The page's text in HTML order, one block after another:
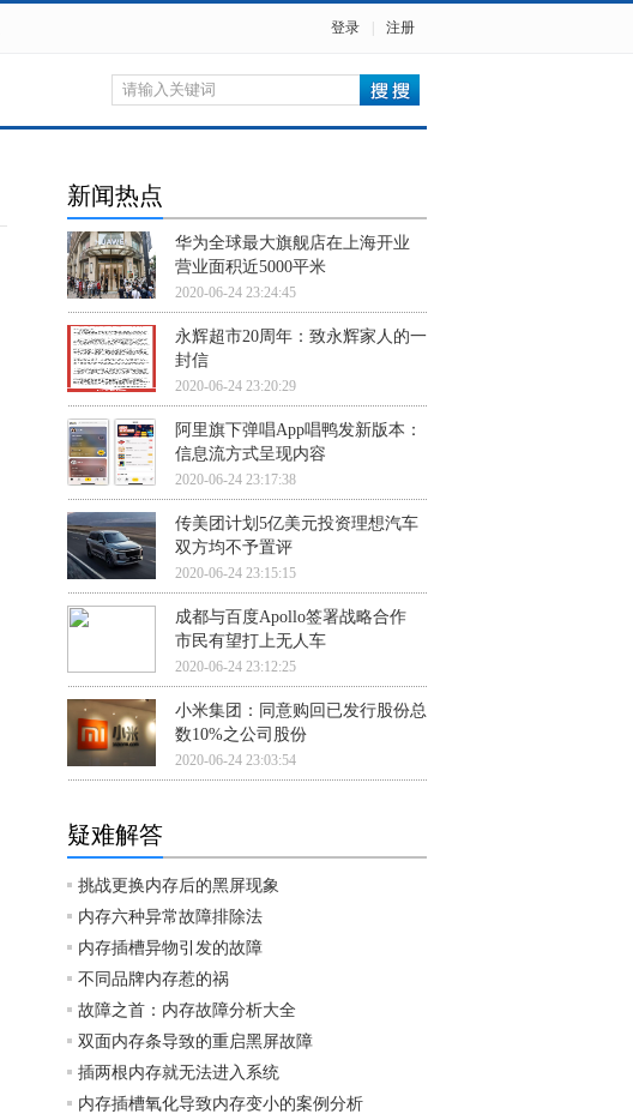
登录 注册
新闻热点
华为全球最大旗舰店在上海开业
营业面积近5000平米
2020-06-24 23:24:45
永辉超市20周年：致永辉家人的一
封信
2020-06-24 23:20:29
阿里旗下弹唱App唱鸭发新版本：
信息流方式呈现内容
2020-06-24 23:17:38
传美团计划5亿美元投资理想汽车
双方均不予置评
2020-06-24 23:15:15
成都与百度Apollo签署战略合作
市民有望打上无人车
2020-06-24 23:12:25
小米集团：同意购回已发行股份总
数10%之公司股份
2020-06-24 23:03:54
疑难解答
挑战更换内存后的黑屏现象
内存六种异常故障排除法
内存插槽异物引发的故障
不同品牌内存惹的祸
故障之首：内存故障分析大全
双面内存条导致的重启黑屏故障
插两根内存就无法进入系统
内存插槽氧化导致内存变小的案例分析